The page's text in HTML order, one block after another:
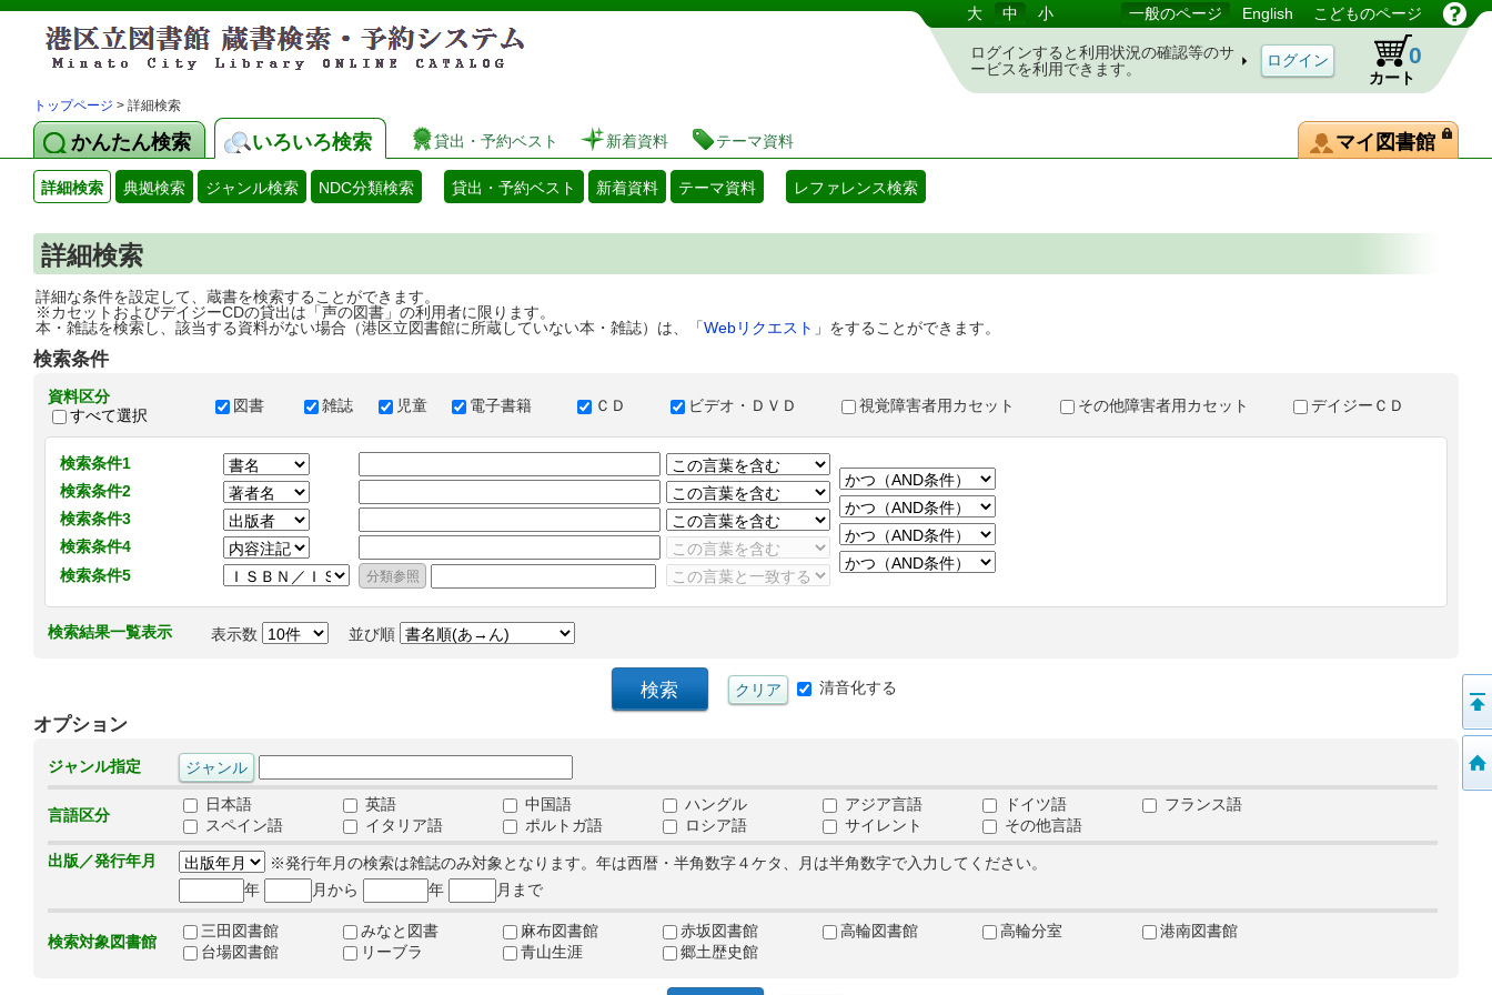
港区立図書館 蔵書検索・予約システム 大 中 小 一般のページ English こどものページ
ログインすると利用状況の確認等のサ
ービスを利用できます。
カート
0
トップページ > 詳細検索
かんたん検索 いろいろ検索 貸出・予約ベスト 新着資料 テーマ資料 マイ図書館
詳細検索 典拠検索 ジャンル検索 NDC分類検索 貸出・予約ベスト 新着資料 テーマ資料 レファレンス検索
詳細検索
詳細な条件を設定して、蔵書を検索することができます。
※カセットおよびデイジーCDの貸出は「声の図書」の利用者に限ります。
本・雑誌を検索し、該当する資料がない場合（港区立図書館に所蔵していない本・雑誌）は、「Webリクエスト 」をすることができます。
検索条件
資料区分
すべて選択
図書 雑誌 児童 電子書籍 ＣＤ ビデオ・ＤＶＤ 視覚障害者用カセット その他障害者用カセット デイジーＣＤ
検索条件1
検索条件2
検索条件3
検索条件4
検索条件5
検索結果一覧表示 表示数 並び順
清音化する
オプション
ジャンル指定
言語区分
日本語 英語 中国語 ハングル アジア言語 ドイツ語
フランス語
スペイン語
イタリア語 ポルトガ語 ロシア語 サイレント
その他言語
出版／発行年月
※発行年月の検索は雑誌のみ対象となります。年は西暦・半角数字４ケタ、月は半角数字で入力してください。
年
月から 年 月まで
検索対象図書館
三田図書館 みなと図書 麻布図書館 赤坂図書館 高輪図書館 高輪分室
港南図書館
台場図書館
リーブラ 青山生涯 郷土歴史館